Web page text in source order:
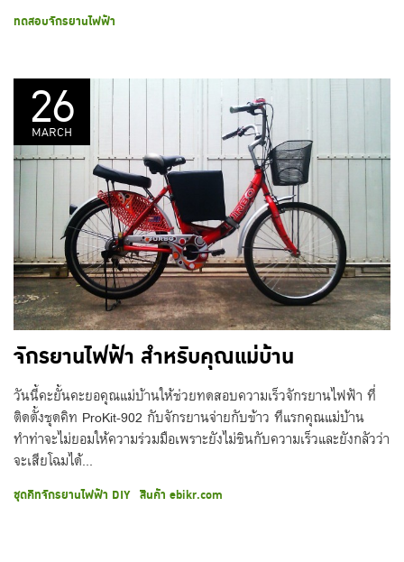
ทดสอบจักรยานไฟฟ้า
26
MARCH
จักรยานไฟฟ้า สำหรับคุณแม่บ้าน
วันนี้คะยั้นคะยอคุณแม่บ้านให้ช่วยทดสอบความเร็วจักรยานไฟฟ้า ที่
ติดตั้งชุดคิท ProKit-902 กับจักรยานจ่ายกับข้าว ทีแรกคุณแม่บ้าน
ทำท่าจะไม่ยอมให้ความร่วมมือเพราะยังไม่ชินกับความเร็วและยังกลัวว่า
จะเสียโฉมได้...
ชุดคิทจักรยานไฟฟ้า DIY สินค้า ebikr.com